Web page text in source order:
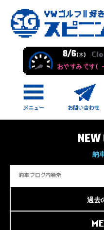
8/6(木)
おやすみです
NEW
納
過去